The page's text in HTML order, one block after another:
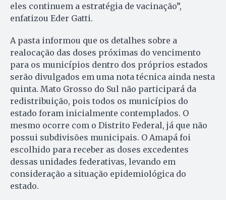
eles continuem a estratégia de vacinação”,
enfatizou Eder Gatti.
A pasta informou que os detalhes sobre a
realocação das doses próximas do vencimento
para os municípios dentro dos próprios estados
serão divulgados em uma nota técnica ainda nesta
quinta. Mato Grosso do Sul não participará da
redistribuição, pois todos os municípios do
estado foram inicialmente contemplados. O
mesmo ocorre com o Distrito Federal, já que não
possui subdivisões municipais. O Amapá foi
escolhido para receber as doses excedentes
dessas unidades federativas, levando em
consideração a situação epidemiológica do
estado.